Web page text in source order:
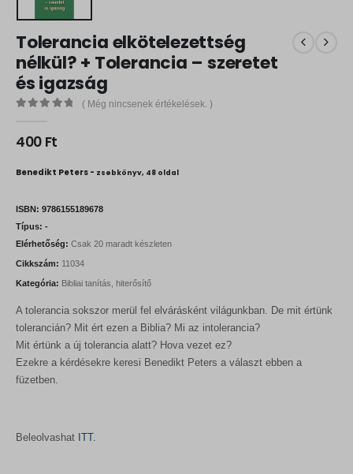
Tolerancia elkötelezettség
nélkül? + Tolerancia – szeretet
és igazság
( Még nincsenek értékelések. )
400 Ft
Benedikt Peters - zsebkönyv, 48 oldal
ISBN: 9786155189678
Típus: -
Elérhetőség: Csak 20 maradt készleten
Cikkszám: 11034
Kategória: Bibliai tanítás, hiterősítő
A tolerancia sokszor merül fel elvárásként világunkban. De mit értünk
tolerancián? Mit ért ezen a Biblia? Mi az intolerancia?
Mit értünk a új tolerancia alatt? Hova vezet ez?
Ezekre a kérdésekre keresi Benedikt Peters a választ ebben a
füzetben.
Beleolvashat ITT.